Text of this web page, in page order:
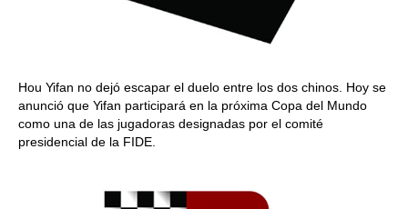
Hou Yifan no dejó escapar el duelo entre los dos chinos. Hoy se
anunció que Yifan participará en la próxima Copa del Mundo
como una de las jugadoras designadas por el comité
presidencial de la FIDE.